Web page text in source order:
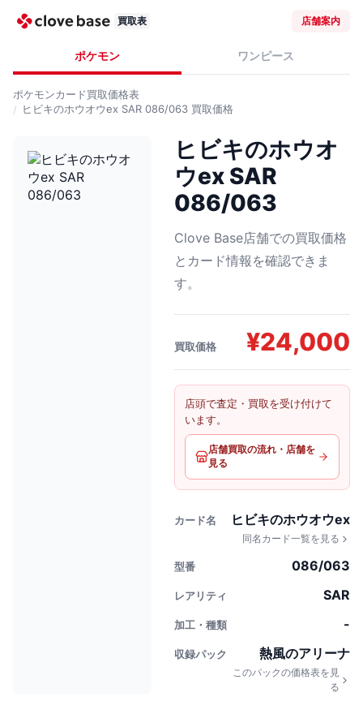
買取表 店舗案内
ポケモン ワンピース
ポケモンカード買取価格表
ヒビキのホウオウex SAR 086/063 買取価格
ヒビキのホウオ
ウex SAR
086/063
Clove Base店舗での買取価格
とカード情報を確認できま
す。
買取価格 ¥24,000
店頭で査定・買取を受け付けて
います。
店舗買取の流れ・店舗を
見る
カード名 ヒビキのホウオウex
同名カード一覧を見る
型番 086/063
レアリティ SAR
加工・種類 -
収録パック 熱風のアリーナ
このパックの価格表を見
る